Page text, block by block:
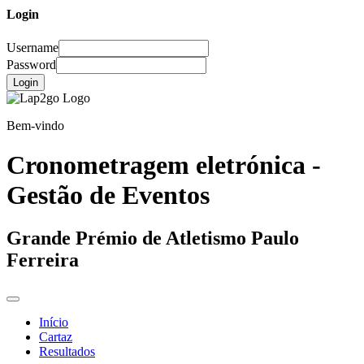
Login
Username
Password
Login
Bem-vindo
Cronometragem eletrónica -
Gestão de Eventos
Grande Prémio de Atletismo Paulo
Ferreira
Início
Cartaz
Resultados